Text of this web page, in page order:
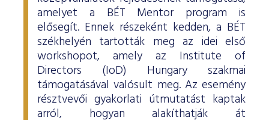
amelyet a BÉT Mentor program is
elősegít. Ennek részeként kedden, a BÉT
székhelyén tartották meg az idei első
workshopot, amely az Institute of
Directors (IoD) Hungary szakmai
támogatásával valósult meg. Az esemény
résztvevői gyakorlati útmutatást kaptak
arról, hogyan alakíthatják át